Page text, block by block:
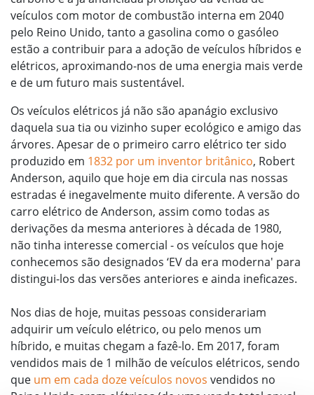
veículos com motor de combustão interna em 2040
pelo Reino Unido, tanto a gasolina como o gasóleo
estão a contribuir para a adoção de veículos híbridos e
elétricos, aproximando-nos de uma energia mais verde
e de um futuro mais sustentável.
Os veículos elétricos já não são apanágio exclusivo
daquela sua tia ou vizinho super ecológico e amigo das
árvores. Apesar de o primeiro carro elétrico ter sido
produzido em 1832 por um inventor britânico, Robert
Anderson, aquilo que hoje em dia circula nas nossas
estradas é inegavelmente muito diferente. A versão do
carro elétrico de Anderson, assim como todas as
derivações da mesma anteriores à década de 1980,
não tinha interesse comercial - os veículos que hoje
conhecemos são designados ‘EV da era moderna' para
distingui-los das versões anteriores e ainda ineficazes.
Nos dias de hoje, muitas pessoas considerariam
adquirir um veículo elétrico, ou pelo menos um
híbrido, e muitas chegam a fazê-lo. Em 2017, foram
vendidos mais de 1 milhão de veículos elétricos, sendo
que um em cada doze veículos novos vendidos no